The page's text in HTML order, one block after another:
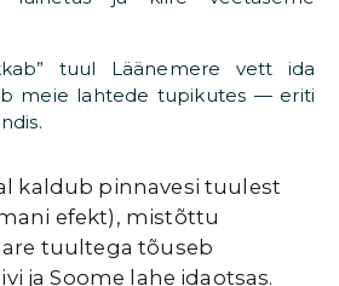
tuul Läänemere vett ida
meie lahtede tupikutes — eriti
kaldub pinnavesi tuulest
efekt), mistõttu
tuultega tõuseb
ja Soome lahe idaotsas.